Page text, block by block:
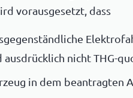
vorausgesetzt, dass
ausdrücklich nicht THG-
in dem beantragten